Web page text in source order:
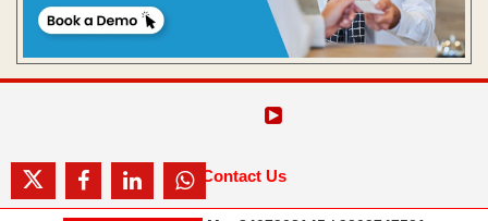
Contact Us